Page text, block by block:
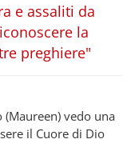
e assaliti da
la
preghiere"
vedo una
il Cuore di Dio